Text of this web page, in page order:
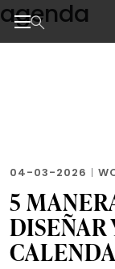
Skip
to
the
agenda
04-03-2026 |
5
DISEÑAR